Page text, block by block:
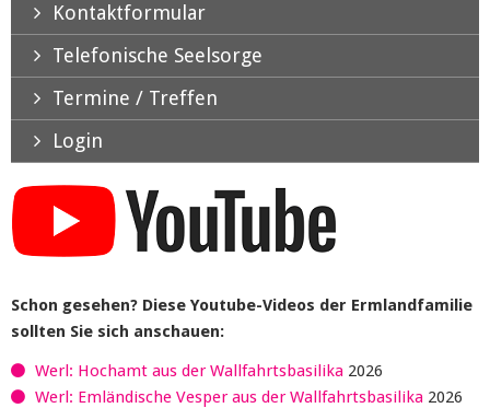
Kontaktformular
Telefonische Seelsorge
Termine / Treffen
Login
Schon gesehen? Diese Youtube-Videos der Ermlandfamilie
sollten Sie sich anschauen:
Werl: Hochamt aus der Wallfahrtsbasilika 2026
Werl: Emländische Vesper aus der Wallfahrtsbasilika 2026